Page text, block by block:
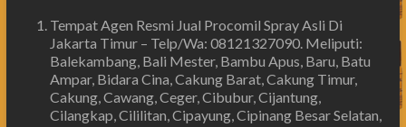
Tempat Agen Resmi Jual Procomil Spray Asli Di
Jakarta Timur – Telp/Wa: 08121327090. Meliputi:
Balekambang, Bali Mester, Bambu Apus, Baru, Batu
Ampar, Bidara Cina, Cakung Barat, Cakung Timur,
Cakung, Cawang, Ceger, Cibubur, Cijantung,
Cilangkap, Cililitan, Cipayung, Cipinang Besar Selatan,